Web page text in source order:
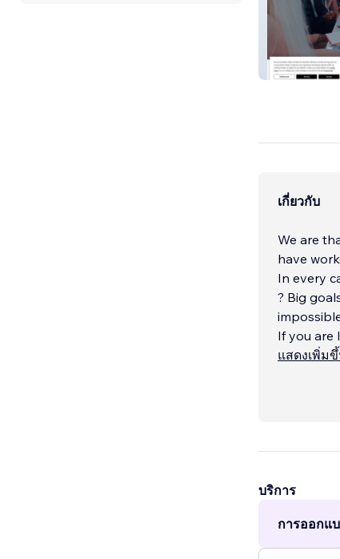
Zeptive
เกี่ยวกับ
We are
have
In every
? Big
If you are
your own
แสดงเพิ่ม
บริการ
การออกแ